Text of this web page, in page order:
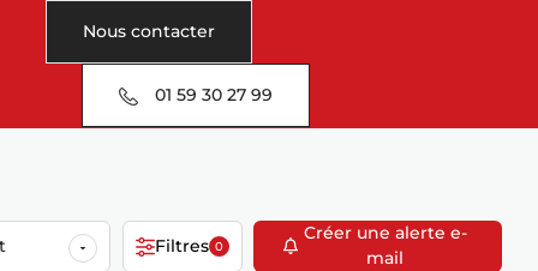
Nous contacter
01 59 30 27 99
Filtres 0
Créer une alerte e-
mail